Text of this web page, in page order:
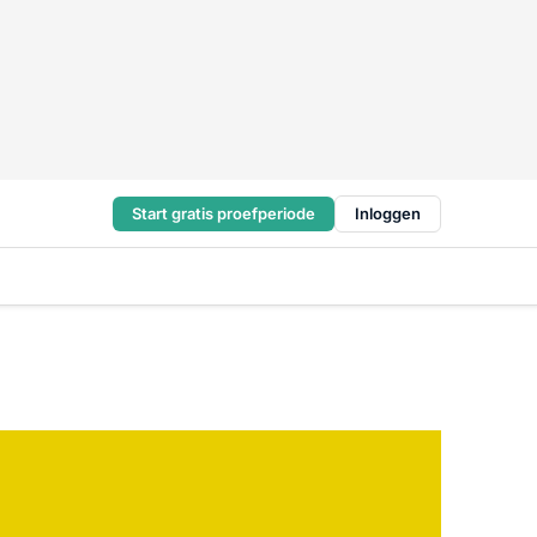
Start gratis proefperiode Inloggen